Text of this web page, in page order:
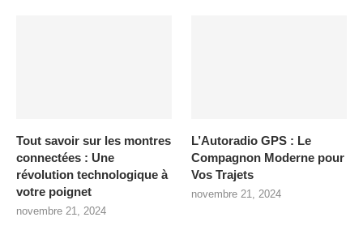
Tout savoir sur les montres
connectées : Une
révolution technologique à
votre poignet
novembre 21, 2024
L’Autoradio GPS : Le
Compagnon Moderne pour
Vos Trajets
novembre 21, 2024